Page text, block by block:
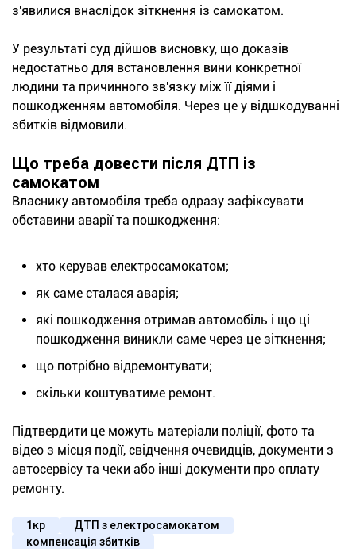
з'явилися внаслідок зіткнення із самокатом.
У результаті суд дійшов висновку, що доказів
недостатньо для встановлення вини конкретної
людини та причинного зв'язку між її діями і
пошкодженням автомобіля. Через це у відшкодуванні
збитків відмовили.
Що треба довести після ДТП із
самокатом
Власнику автомобіля треба одразу зафіксувати
обставини аварії та пошкодження:
хто керував електросамокатом;
як саме сталася аварія;
які пошкодження отримав автомобіль і що ці
пошкодження виникли саме через це зіткнення;
що потрібно відремонтувати;
скільки коштуватиме ремонт.
Підтвердити це можуть матеріали поліції, фото та
відео з місця події, свідчення очевидців, документи з
автосервісу та чеки або інші документи про оплату
ремонту.
1кр
ДТП з електросамокатом
компенсація збитків